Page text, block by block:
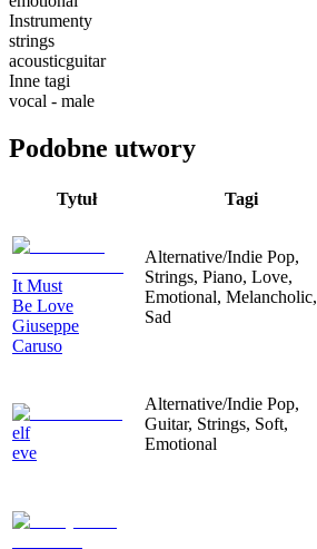
Instrumenty
strings
acousticguitar
Inne tagi
vocal - male
Podobne utwory
Tytuł Tagi
It Must
Be Love
Giuseppe
Caruso
Alternative/Indie Pop,
Strings, Piano, Love,
Emotional, Melancholic,
Sad
elf
eve
Alternative/Indie Pop,
Guitar, Strings, Soft,
Emotional